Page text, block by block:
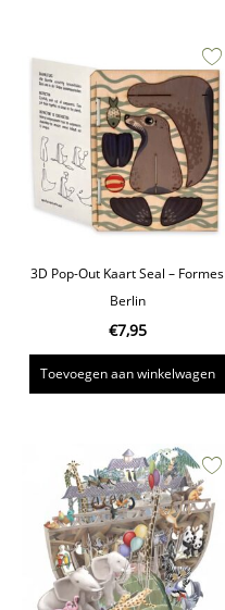
3D Pop-Out Kaart Seal – Formes
Berlin
€7,95
Toevoegen aan winkelwagen